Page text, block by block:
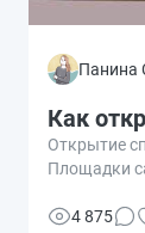
Панина
Как
Открытие
Площадки
4 875